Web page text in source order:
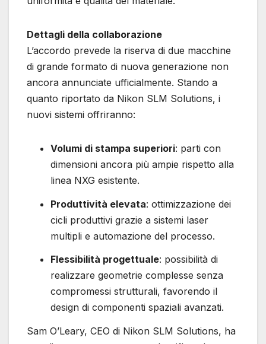
Dettagli della collaborazione
L’accordo prevede la riserva di due macchine
di grande formato di nuova generazione non
ancora annunciate ufficialmente. Stando a
quanto riportato da Nikon SLM Solutions, i
nuovi sistemi offriranno:
Volumi di stampa superiori: parti con
dimensioni ancora più ampie rispetto alla
linea NXG esistente.
Produttività elevata: ottimizzazione dei
cicli produttivi grazie a sistemi laser
multipli e automazione del processo.
Flessibilità progettuale: possibilità di
realizzare geometrie complesse senza
compromessi strutturali, favorendo il
design di componenti spaziali avanzati.
Sam O’Leary, CEO di Nikon SLM Solutions, ha